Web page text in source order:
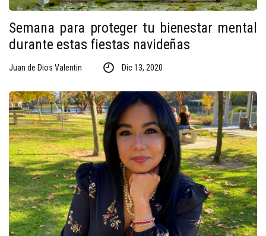
Semana para proteger tu bienestar mental
durante estas fiestas navideñas
Juan de Dios Valentin Dic 13, 2020